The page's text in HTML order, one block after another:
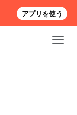
アプリを使う